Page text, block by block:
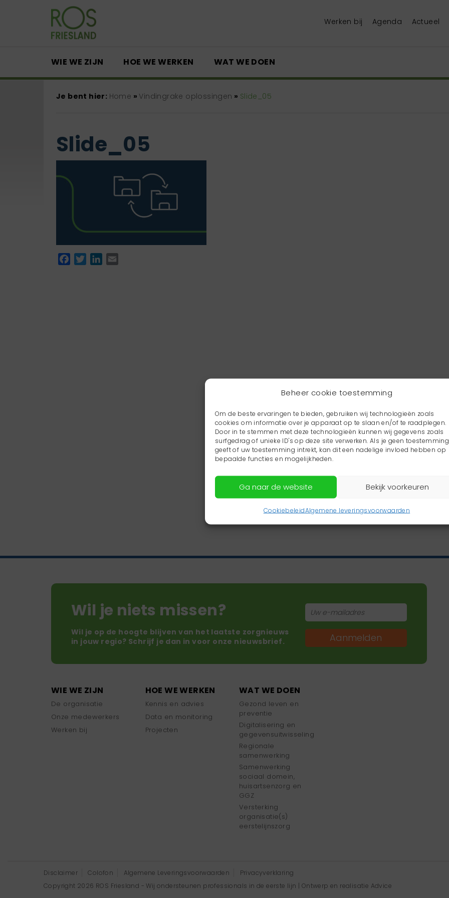
Beheer cookie toestemming
Om de beste ervaringen te bieden, gebruiken wij technologieën zoals
cookies om informatie over je apparaat op te slaan en/of te raadplegen.
Door in te stemmen met deze technologieën kunnen wij gegevens zoals
surfgedrag of unieke ID's op deze site verwerken. Als je geen toestemming
geeft of uw toestemming intrekt, kan dit een nadelige invloed hebben op
bepaalde functies en mogelijkheden.
Ga naar de website Bekijk voorkeuren
CookiebeleidAlgemene leveringsvoorwaarden
Werken bij Agenda Actueel
WIE WE ZIJN HOE WE WERKEN WAT WE DOEN
Je bent hier: Home » Vindingrake oplossingen » Slide_05
Slide_05
Facebook
TwitterLinkedIn
Wil je niets missen?
Wil je op de hoogte blijven van het laatste zorgnieuws
in jouw regio? Schrijf je dan in voor onze nieuwsbrief.
Aanmelden
WIE WE ZIJN
De organisatie
Onze medewerkers
Werken bij
HOE WE WERKEN
Kennis en advies
Data en monitoring
Projecten
WAT WE DOEN
Gezond leven en
preventie
Digitalisering en
gegevensuitwisseling
Regionale
samenwerking
Samenwerking
sociaal domein,
huisartsenzorg en
GGZ
Versterking
organisatie(s)
eerstelijnszorg
Disclaimer Colofon Algemene Leveringsvoorwaarden
Privacyverklaring
Copyright 2026 ROS Friesland - Wij ondersteunen professionals in de eerste lijn | Ontwerp en realisatie Advice